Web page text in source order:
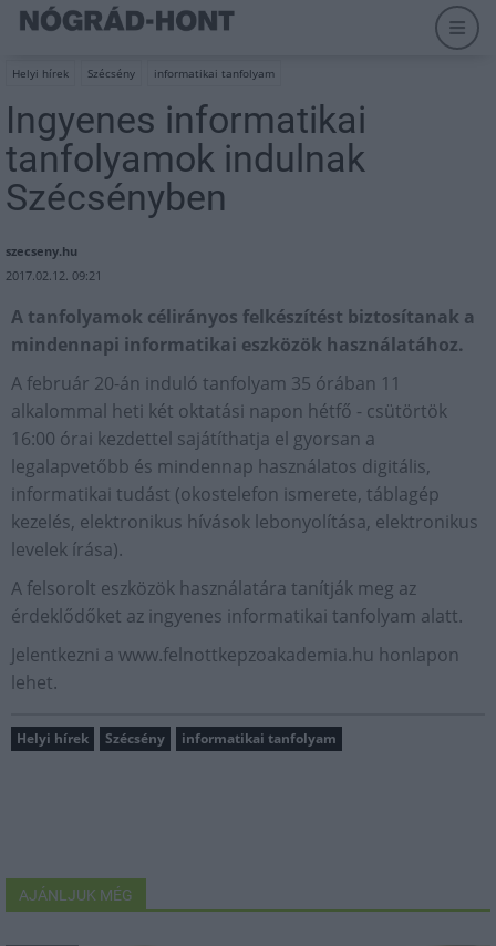
Helyi hírek Szécsény informatikai tanfolyam
Ingyenes informatikai
tanfolyamok indulnak
Szécsényben
szecseny.hu
2017.02.12. 09:21
A tanfolyamok célirányos felkészítést biztosítanak a
mindennapi informatikai eszközök használatához.
A február 20-án induló tanfolyam 35 órában 11
alkalommal heti két oktatási napon hétfő - csütörtök
16:00 órai kezdettel sajátíthatja el gyorsan a
legalapvetőbb és mindennap használatos digitális,
informatikai tudást (okostelefon ismerete, táblagép
kezelés, elektronikus hívások lebonyolítása, elektronikus
levelek írása).
A felsorolt eszközök használatára tanítják meg az
érdeklődőket az ingyenes informatikai tanfolyam alatt.
Jelentkezni a www.felnottkepzoakademia.hu honlapon
lehet.
Helyi hírek Szécsény informatikai tanfolyam
AJÁNLJUK MÉG